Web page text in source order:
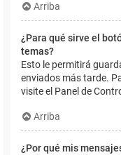
Arriba
¿Para qué sirve el
temas?
Esto le permitirá
enviados más tarde.
visite el Panel de
Arriba
¿Por qué mis